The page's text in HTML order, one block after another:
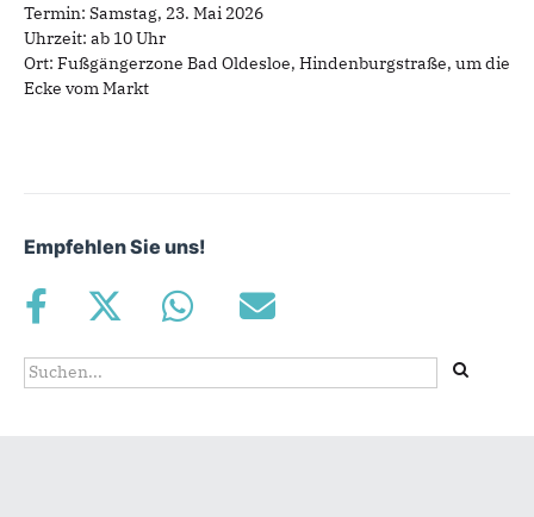
Termin: Samstag, 23. Mai 2026
Uhrzeit: ab 10 Uhr
Ort: Fußgängerzone Bad Oldesloe, Hindenburgstraße, um die
Ecke vom Markt
Empfehlen Sie uns!
Suchformular
Suche